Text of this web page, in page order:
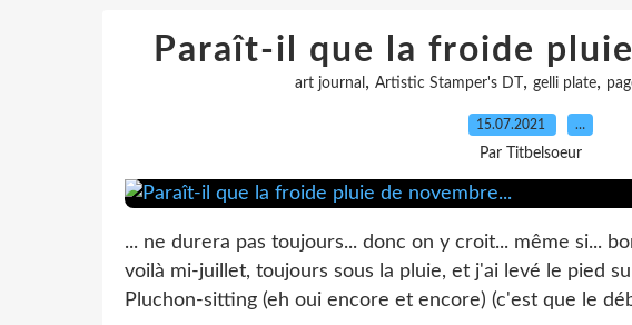
Paraît-il que la froide
art journal , Artistic Stamper's DT , gelli plate,
15.07.2021 …
Par Titbelsoeur
... ne durera pas toujours... donc on y croit... même si...
voilà mi-juillet, toujours sous la pluie, et j'ai levé le pied
Pluchon-sitting (eh oui encore et encore) (c'est que le